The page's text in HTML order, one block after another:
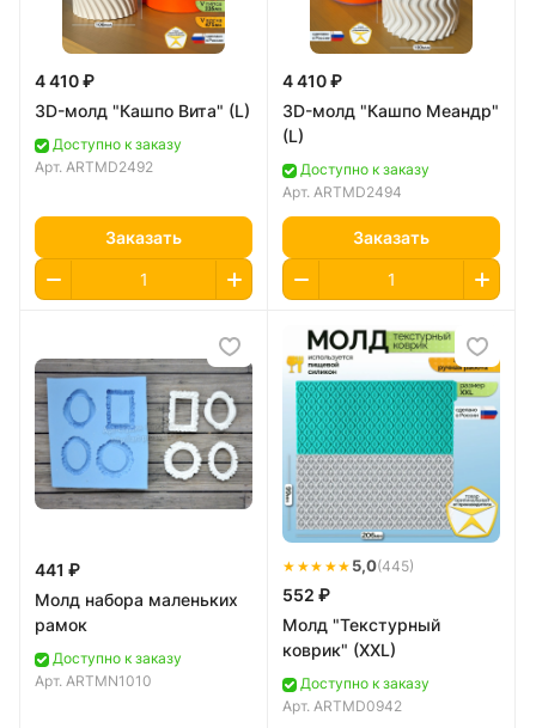
4 410 ₽
3D-молд "Кашпо Вита" (L)
Доступно к заказу
Арт. ARTMD2492
Заказать
4 410 ₽
3D-молд "Кашпо Меандр"
(L)
Доступно к заказу
Арт. ARTMD2494
Заказать
441 ₽
Молд набора маленьких
рамок
Доступно к заказу
Арт. ARTMN1010
★★★★★ 5,0(445)
552 ₽
Молд "Текстурный
коврик" (XXL)
Доступно к заказу
Арт. ARTMD0942